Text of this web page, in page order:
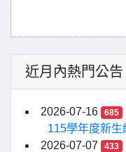
近月內熱門公告
2026-07-16 685
115學年度新生
2026-07-07
433